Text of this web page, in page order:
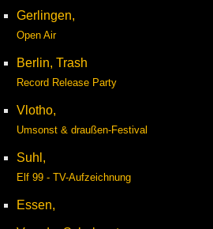
Gerlingen,
Open Air
Berlin, Trash
Record Release Party
Vlotho,
Umsonst & draußen-Festival
Suhl,
Elf 99 - TV-Aufzeichnung
Essen,